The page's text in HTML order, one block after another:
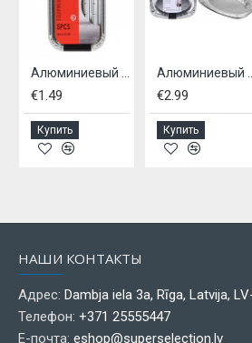
€1.49
Купить
€2.99
Купить
НАШИ КОНТАКТЫ
Адрес: Dambja iela 3a, Rīga, Latvija,
Телефон: +371 25555447
Е-почта: eshop@superselection.lv